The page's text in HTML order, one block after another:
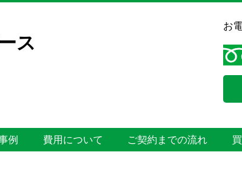
ス
お
例 費用について ご契約までの流れ